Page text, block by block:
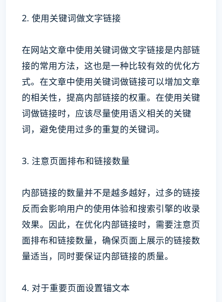
2. 使用关键词做文字链接
在网站文章中使用关键词做文字链接是内部链
接的常用方法，这也是一种比较有效的优化方
式。在文章中使用关键词做链接可以增加文章
的相关性，提高内部链接的权重。在使用关键
词做链接时，应该尽量使用语义相关的关键
词，避免使用过多的重复的关键词。
3. 注意页面排布和链接数量
内部链接的数量并不是越多越好，过多的链接
反而会影响用户的使用体验和搜索引擎的收录
效果。因此，在优化内部链接时，需要注意页
面排布和链接数量，确保页面上展示的链接数
量适当，同时要保证内部链接的质量。
4. 对于重要页面设置锚文本